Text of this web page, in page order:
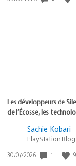
Les développeurs de
de l’Écosse, les
Sachie Kobari
PlayStation.Blog
Date
30/07/2026 1 9